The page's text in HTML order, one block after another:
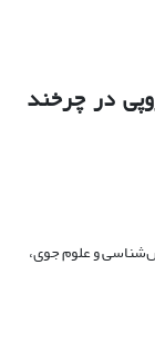
در چرخند
و علوم جوی،